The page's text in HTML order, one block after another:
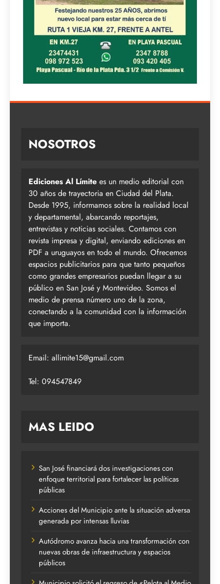
NOSOTROS
Ediciones Al Límite es un medio editorial con
30 años de trayectoria en Ciudad del Plata.
Desde 1995, informamos sobre la realidad local
y departamental, abarcando reportajes,
entrevistas y noticias sociales. Contamos con
revista impresa y digital, enviando ediciones en
PDF a uruguayos en todo el mundo. Ofrecemos
espacios publicitarios para que tanto pequeños
como grandes empresarios puedan llegar a su
público en San José y Montevideo. Somos el
medio de prensa número uno de la zona,
conectando a la comunidad con la información
que importa.
Email: allimite15@gmail.com
Tel: 094547849
MAS LEIDO
San José financiará dos investigaciones con
enfoque territorial para fortalecer las políticas
públicas
Acciones del Municipio ante la situación adversa
generada por intensas lluvias
Autódromo avanza hacia una transformación con
nuevas obras de infraestructura y espacios
públicos